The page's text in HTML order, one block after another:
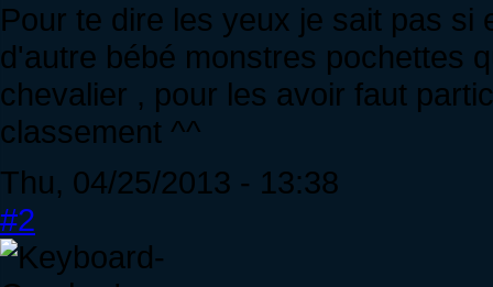
Pour te dire les yeux je sait pas si
d'autre bébé monstres pochettes
chevalier , pour les avoir faut
classement ^^
Thu, 04/25/2013 - 13:38
#2